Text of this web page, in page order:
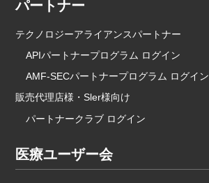
パートナー
テクノロジーアライアンスパートナー
APIパートナープログラム ログイン
AMF-SECパートナープログラム ログイン
販売代理店様・Sler様向け
パートナークラブ ログイン
医療ユーザー会